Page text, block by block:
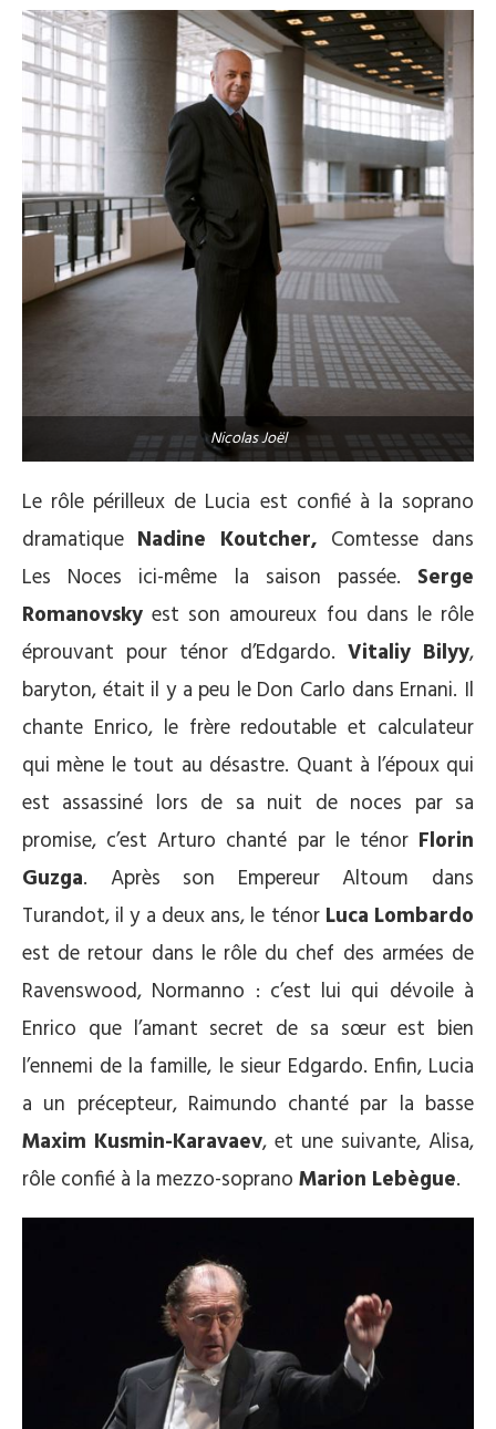
Nicolas Joël
Le rôle périlleux de Lucia est confié à la soprano
dramatique Nadine Koutcher, Comtesse dans
Les Noces ici-même la saison passée. Serge
Romanovsky est son amoureux fou dans le rôle
éprouvant pour ténor d’Edgardo. Vitaliy Bilyy,
baryton, était il y a peu le Don Carlo dans Ernani. Il
chante Enrico, le frère redoutable et calculateur
qui mène le tout au désastre. Quant à l’époux qui
est assassiné lors de sa nuit de noces par sa
promise, c’est Arturo chanté par le ténor Florin
Guzga. Après son Empereur Altoum dans
Turandot, il y a deux ans, le ténor Luca Lombardo
est de retour dans le rôle du chef des armées de
Ravenswood, Normanno : c’est lui qui dévoile à
Enrico que l’amant secret de sa sœur est bien
l’ennemi de la famille, le sieur Edgardo. Enfin, Lucia
a un précepteur, Raimundo chanté par la basse
Maxim Kusmin-Karavaev, et une suivante, Alisa,
rôle confié à la mezzo-soprano Marion Lebègue.